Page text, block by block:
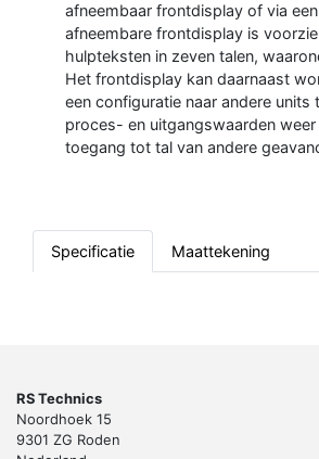
afneembaar frontdisplay of via
afneembare frontdisplay is
hulpteksten in zeven talen,
Het frontdisplay kan daarnaast
een configuratie naar andere units
proces- en uitgangswaarden
toegang tot tal van andere
Specificatie Maattekening
RS Technics
Noordhoek 15
9301 ZG Roden